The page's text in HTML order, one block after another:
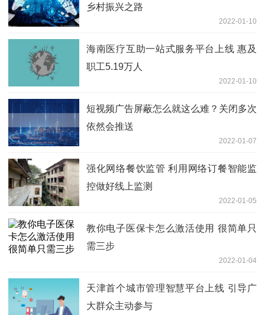
乡村振兴之路
2022-01-10
海南医疗互助一站式服务平台上线 惠及
职工5.19万人
2022-01-10
短视频广告屏蔽怎么就这么难？关闭多次
依然会推送
2022-01-07
强化网络餐饮监管 利用网络订餐智能监
控做好线上监测
2022-01-05
教你电子医保卡怎么激活使用 很简单只
需三步
2022-01-04
天津首个城市管理智慧平台上线 引导广
大群众主动参与